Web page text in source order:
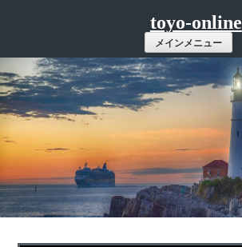
ツ
へ
ス
キ
ッ
プ
toyo-online
メインメニュー